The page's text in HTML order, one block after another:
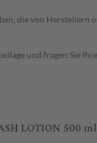
die von
und fragen Sie
LOTION 500